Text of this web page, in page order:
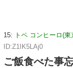
15: トペ コンヒーロ(東
ID:Z1IK5LAj0
ご飯食べた事